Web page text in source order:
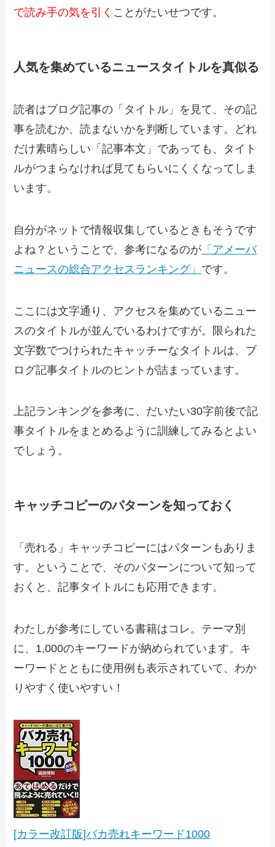
で読み手の気を引く ことがたいせつです。
人気を集めているニュースタイトルを真似る
読者はブログ記事の「タイトル」を見て、その記
事を読むか、読まないかを判断しています。どれ
だけ素晴らしい「記事本文」であっても、タイト
ルがつまらなければ見てもらいにくくなってしま
います。
自分がネットで情報収集しているときもそうです
よね？ということで、参考になるのが 「アメーバ
ニュースの総合アクセスランキング」 です。
ここには文字通り、アクセスを集めているニュー
スのタイトルが並んでいるわけですが。限られた
文字数でつけられたキャッチーなタイトルは、ブ
ログ記事タイトルのヒントが詰まっています。
上記ランキングを参考に、だいたい30字前後で記
事タイトルをまとめるように訓練してみるとよい
でしょう。
キャッチコピーのパターンを知っておく
「売れる」キャッチコピーにはパターンもありま
す。ということで、そのパターンについて知って
おくと、記事タイトルにも応用できます。
わたしが参考にしている書籍はコレ。テーマ別
に、1,000のキーワードが納められています。キ
ーワードとともに使用例も表示されていて、わか
りやすく使いやすい！
[カラー改訂版]バカ売れキーワード1000